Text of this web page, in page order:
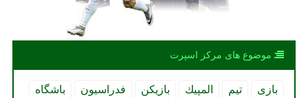
موضوع های مركز اسپرت
بازی تیم المپیك بازیكن فدراسیون
باشگاه